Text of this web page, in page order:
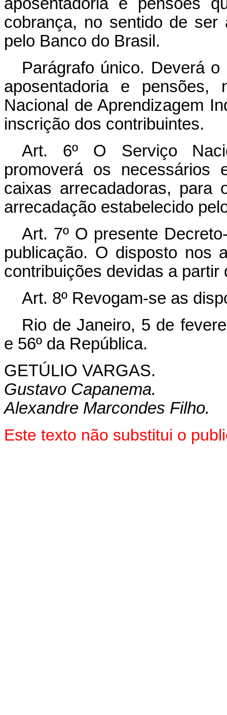
cobrança, no sentido de ser
pelo Banco do Brasil.
Parágrafo único. Deverá
aposentadoria e
Nacional de Aprendizagem
inscrição dos contribuintes.
Art. 6º O Serviço
promoverá os necessários
caixas arrecadadoras, para
arrecadação estabelecido
Art. 7º O presente
publicação. O disposto nos
contribuições devidas a
Art. 8º Revogam-se as
Rio de Janeiro, 5 de
e 56º da República.
GETÚLIO VARGAS.
Gustavo Capanema.
Alexandre Marcondes Filho.
Este texto não substitui o